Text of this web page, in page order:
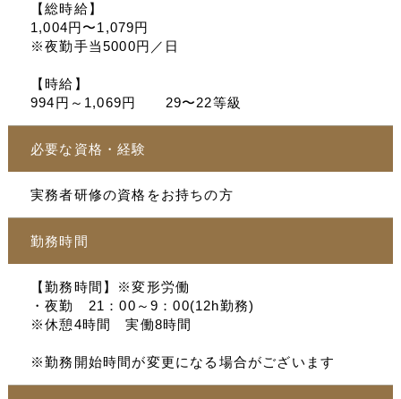
【総時給】
1,004円〜1,079円
※夜勤手当5000円／日
【時給】
994円～1,069円 29〜22等級
必要な資格・経験
実務者研修の資格をお持ちの方
勤務時間
【勤務時間】※変形労働
・夜勤 21：00～9：00(12h勤務)
※休憩4時間 実働8時間
※勤務開始時間が変更になる場合がございます